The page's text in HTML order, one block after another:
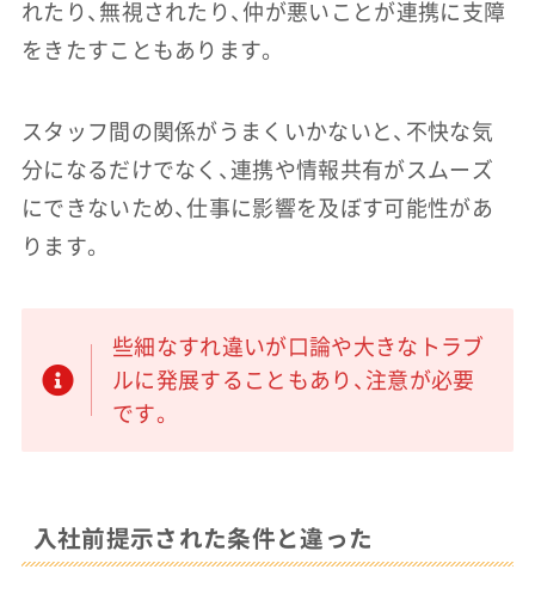
れたり、無視されたり、仲が悪いことが連携に支障
をきたすこともあります。
スタッフ間の関係がうまくいかないと、不快な気
分になるだけでなく、連携や情報共有がスムーズ
にできないため、仕事に影響を及ぼす可能性があ
ります。
些細なすれ違いが口論や大きなトラブ
ルに発展することもあり、注意が必要
です。
入社前提示された条件と違った